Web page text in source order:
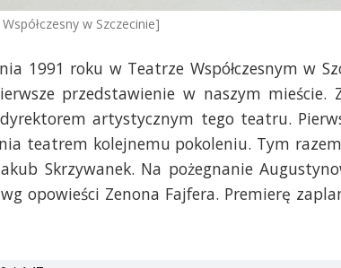
w Szczecinie]
1991 roku w Teatrze Współczesnym w
przedstawienie w naszym mieście.
dyrektorem artystycznym tego teatru.
teatrem kolejnemu pokoleniu. Tym
Skrzywanek. Na pożegnanie
opowieści Zenona Fajfera. Premierę